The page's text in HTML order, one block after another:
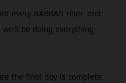
every GASGAS rider, and
be doing everything
the final day is complete,